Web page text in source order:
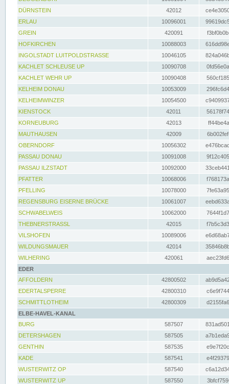
DÜRNSTEIN
42012
ERLAU
10096001
GREIN
420091
HOFKIRCHEN
10088003
INGOLSTADT LUITPOLDSTRASSE
10046105
KACHLET SCHLEUSE UP
10090708
KACHLET WEHR UP
10090408
KELHEIM DONAU
10053009
KELHEIMWINZER
10054500
KIENSTOCK
42011
KORNEUBURG
42013
MAUTHAUSEN
42009
OBERNDORF
10056302
PASSAU DONAU
10091008
PASSAU ILZSTADT
10092000
PFATTER
10068006
PFELLING
10078000
REGENSBURG EISERNE BRÜCKE
10061007
SCHWABELWEIS
10062000
THEBNERSTRASSL
42015
VILSHOFEN
10089006
WILDUNGSMAUER
42014
WILHERING
420061
EDER
AFFOLDERN
42800502
EDERTALSPERRE
42800310
SCHMITTLOTHEIM
42800309
ELBE-HAVEL-KANAL
BURG
587507
DETERSHAGEN
587505
GENTHIN
587535
KADE
587541
WUSTERWITZ OP
587540
WUSTERWITZ UP
587550